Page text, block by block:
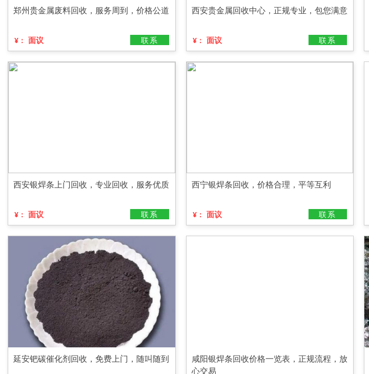
郑州贵金属废料回收，服务周到，价格公道
¥： 面议 联系
西安贵金属回收中心，正规专业，包您满意
¥： 面议 联系
西安银焊条上门回收，专业回收，服务优质
¥： 面议 联系
西宁银焊条回收，价格合理，平等互利
¥： 面议 联系
延安钯碳催化剂回收，免费上门，随叫随到
咸阳银焊条回收价格一览表，正规流程，放
心交易